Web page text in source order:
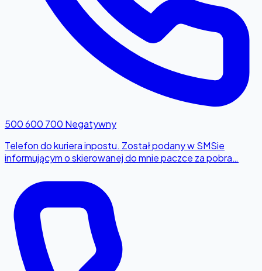
500 600 700 Negatywny
Telefon do kuriera inpostu. Został podany w SMSie
informującym o skierowanej do mnie paczce za pobra…